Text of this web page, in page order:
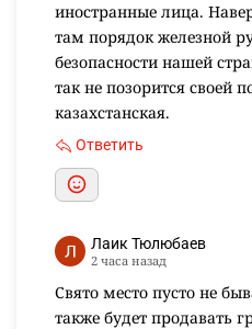
иностранные лица.
там порядок железной
безопасности нашей
так не позорится своей
казахстанская.
Ответить
Лаик Тюлюбаев
2 часа назад
Свято место пусто не
также будет продавать